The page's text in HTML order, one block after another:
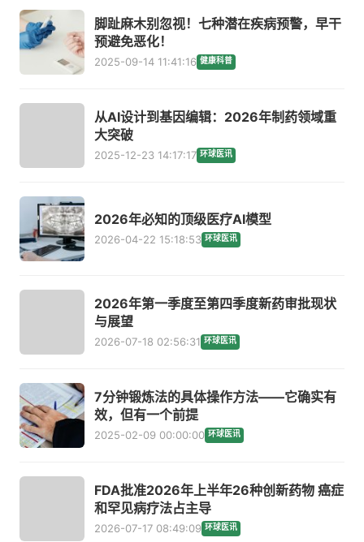
脚趾麻木别忽视！七种潜在疾病预警，早干
预避免恶化！
2025-09-14 11:41:16 健康科普
从AI设计到基因编辑：2026年制药领域重
大突破
2025-12-23 14:17:17 环球医讯
2026年必知的顶级医疗AI模型
2026-04-22 15:18:53 环球医讯
2026年第一季度至第四季度新药审批现状
与展望
2026-07-18 02:56:31 环球医讯
7分钟锻炼法的具体操作方法——它确实有
效，但有一个前提
2025-02-09 00:00:00 环球医讯
FDA批准2026年上半年26种创新药物 癌症
和罕见病疗法占主导
2026-07-17 08:49:09 环球医讯